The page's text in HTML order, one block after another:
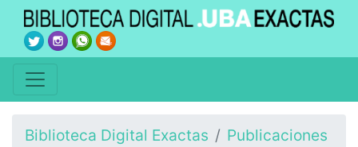
Biblioteca Digital Exactas
Publicaciones